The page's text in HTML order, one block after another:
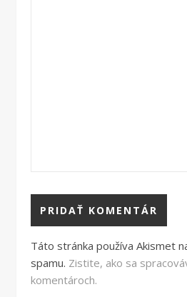
Táto stránka používa Akismet
spamu. Zistite, ako sa
komentároch.